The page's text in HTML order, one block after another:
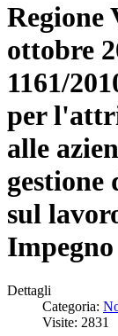
Regione
ottobre
1161/
per
alle
gestione
sul
Impegno
Dettagli
Categoria:
Visite: 2831